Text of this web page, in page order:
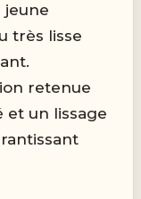
jeune
très lisse
retenue
et un lissage